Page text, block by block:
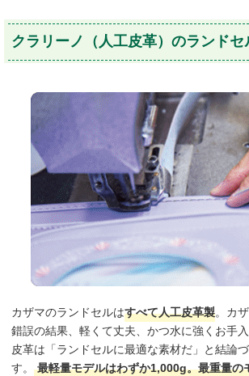
クラリーノ（人工皮革）のランドセ
カザマのランドセルはすべて人工皮革製。カ
錯誤の結果、軽くて丈夫、かつ水に強くお手
皮革は「ランドセルに最適な素材だ」と結論
す。 最軽量モデルはわずか1,000g。最重量の